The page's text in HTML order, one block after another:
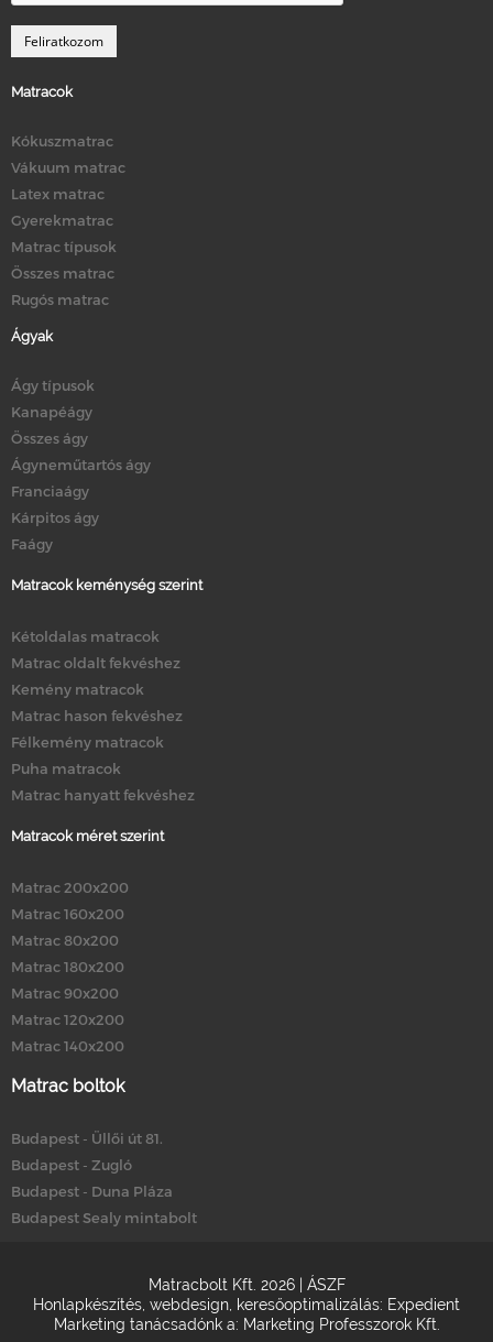
Matracok
Kókuszmatrac
Vákuum matrac
Latex matrac
Gyerekmatrac
Matrac típusok
Összes matrac
Rugós matrac
Ágyak
Ágy típusok
Kanapéágy
Összes ágy
Ágyneműtartós ágy
Franciaágy
Kárpitos ágy
Faágy
Matracok keménység szerint
Kétoldalas matracok
Matrac oldalt fekvéshez
Kemény matracok
Matrac hason fekvéshez
Félkemény matracok
Puha matracok
Matrac hanyatt fekvéshez
Matracok méret szerint
Matrac 200x200
Matrac 160x200
Matrac 80x200
Matrac 180x200
Matrac 90x200
Matrac 120x200
Matrac 140x200
Matrac boltok
Budapest - Üllői út 81.
Budapest - Zugló
Budapest - Duna Pláza
Budapest Sealy mintabolt
Matracbolt Kft. 2026 | ÁSZF
Honlapkészítés webdesign keresőoptimalizálás: Expedient
Marketing tanácsadónk a: Marketing Professzorok Kft.